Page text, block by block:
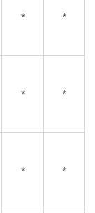
* *
* *
* *